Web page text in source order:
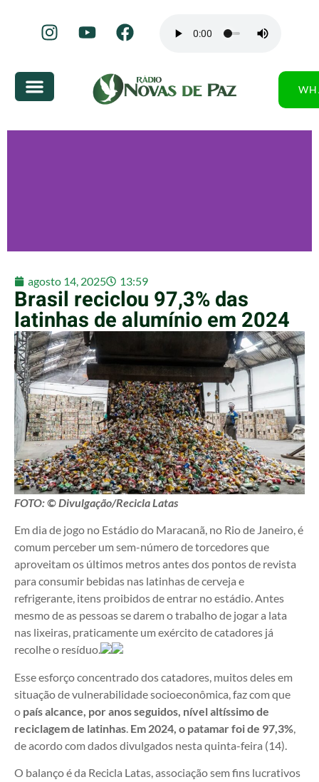
agosto 14, 2025 13:59
Brasil reciclou 97,3% das
latinhas de alumínio em 2024
FOTO: © Divulgação/Recicla Latas
Em dia de jogo no Estádio do Maracanã, no Rio de Janeiro, é
comum perceber um sem-número de torcedores que
aproveitam os últimos metros antes dos pontos de revista
para consumir bebidas nas latinhas de cerveja e
refrigerante, itens proibidos de entrar no estádio. Antes
mesmo de as pessoas se darem o trabalho de jogar a lata
nas lixeiras, praticamente um exército de catadores já
recolhe o resíduo.
Esse esforço concentrado dos catadores, muitos deles em
situação de vulnerabilidade socioeconômica, faz com que
o país alcance, por anos seguidos, nível altíssimo de
reciclagem de latinhas Em 2024, o patamar foi de 97,3%
de acordo com dados divulgados nesta quinta-feira (14).
O balanço é da Recicla Latas, associação sem fins lucrativos